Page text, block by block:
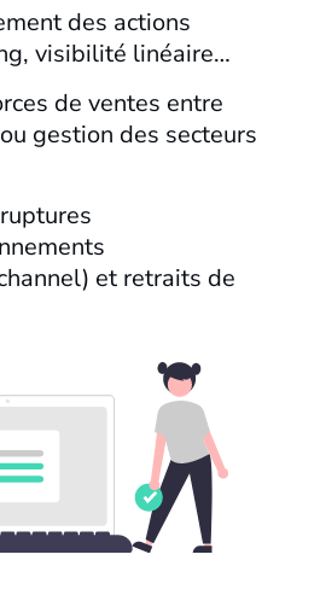
des actions
visibilité linéaire…
de ventes entre
gestion des secteurs
et retraits de